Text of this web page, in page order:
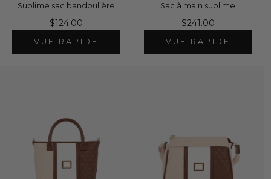
Sublime sac bandoulière
$124.00
VUE RAPIDE
Sac à main sublime
$241.00
VUE RAPIDE